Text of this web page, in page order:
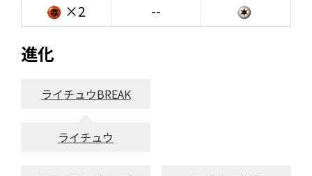
×2 --
進化
ライチュウBREAK
ライチュウ